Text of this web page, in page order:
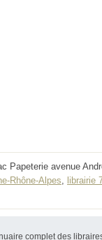
Papeterie avenue
Rhône-Alpes librairie
complet des